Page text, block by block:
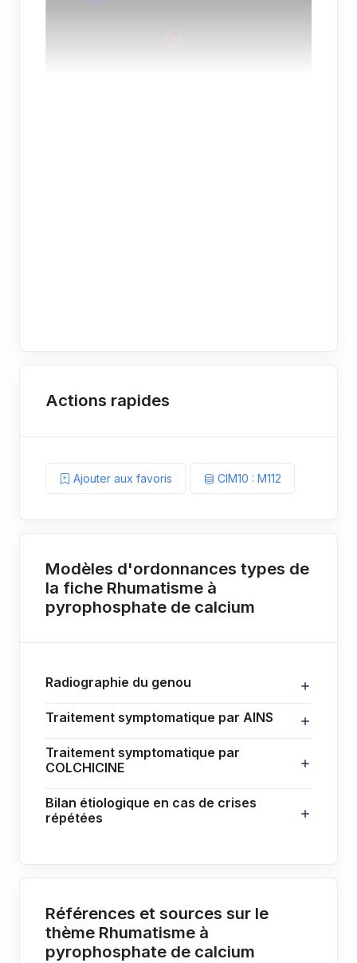
Actions rapides
Ajouter aux favoris CIM10 : M112
Modèles d'ordonnances types de
la fiche Rhumatisme à
pyrophosphate de calcium
Radiographie du genou
Traitement symptomatique par AINS
Traitement symptomatique par
COLCHICINE
Bilan étiologique en cas de crises
répétées
Références et sources sur le
thème Rhumatisme à
pyrophosphate de calcium